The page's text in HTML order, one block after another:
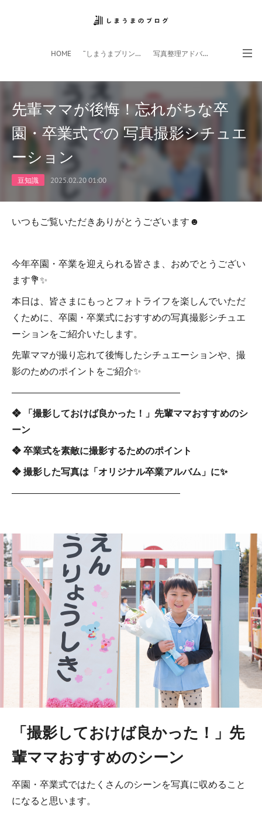
HOME ”しまうまプリント”サイト 写真整理アドバイザー
先輩ママが後悔！忘れがちな卒
園・卒業式での 写真撮影シチュエ
ーション
豆知識 2025.02.20 01:00
いつもご覧いただきありがとうございます☻
今年卒園・卒業を迎えられる皆さま、おめでとうござい
ます💐✨
本日は、皆さまにもっとフォトライフを楽しんでいただ
くために、卒園・卒業式におすすめの写真撮影シチュエ
ーションをご紹介いたします。
先輩ママが撮り忘れて後悔したシチュエーションや、撮
影のためのポイントをご紹介✨
――――――――――――――――――
❖ 「撮影しておけば良かった！」先輩ママおすすめのシ
ーン
❖ 卒業式を素敵に撮影するためのポイント
❖ 撮影した写真は「オリジナル卒業アルバム」に✨
――――――――――――――――――
「撮影しておけば良かった！」先
輩ママおすすめのシーン
卒園・卒業式ではたくさんのシーンを写真に収めること
になると思います。